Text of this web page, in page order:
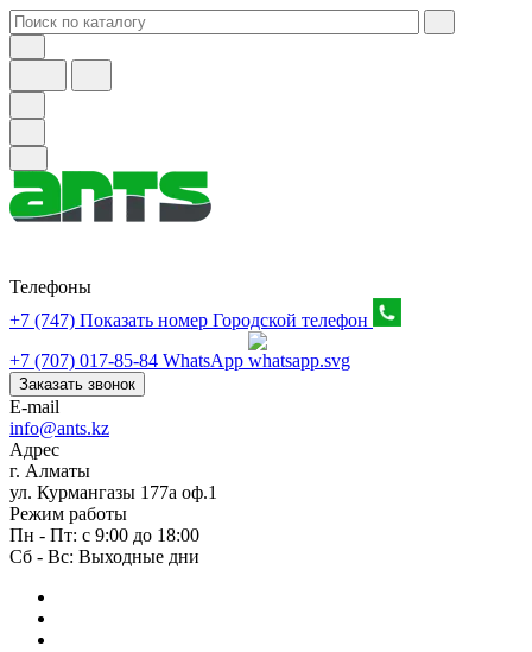
Телефоны
+7 (747) Показать номер Городской телефон
+7 (707) 017-85-84 WhatsApp
Заказать звонок
E-mail
info@ants.kz
Адрес
г. Алматы
ул. Курмангазы 177а оф.1
Режим работы
Пн - Пт: с 9:00 до 18:00
Сб - Вс: Выходные дни